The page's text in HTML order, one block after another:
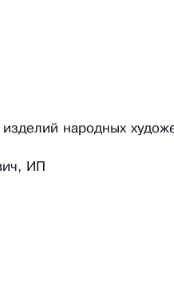
народных
ИП